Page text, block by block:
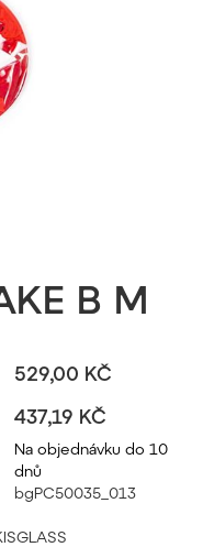
B M
529,00 KČ
437,19 KČ
Na objednávku do 10
dnů
bgPC50035_013